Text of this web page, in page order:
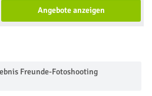
Angebote anzeigen
Freunde-Fotoshooting